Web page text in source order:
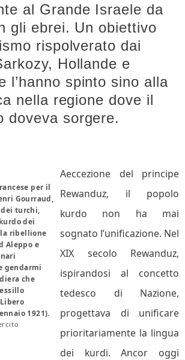
al Grande Israele da
gli ebrei. Un obiettivo
rispolverato dai
Hollande e
l’hanno spinto sino alla
nella regione dove il
doveva sorgere.
per il
Gourraud,
turchi,
dei
ribellione
Aleppo e
gendarmi
che
1921).
Aeccezione del principe
Rewanduz, il popolo
kurdo non ha mai
sognato l’unificazione. Nel
XIX secolo Rewanduz,
ispirandosi al concetto
tedesco di Nazione,
progettava di unificare
prioritariamente la lingua
dei kurdi. Ancor oggi